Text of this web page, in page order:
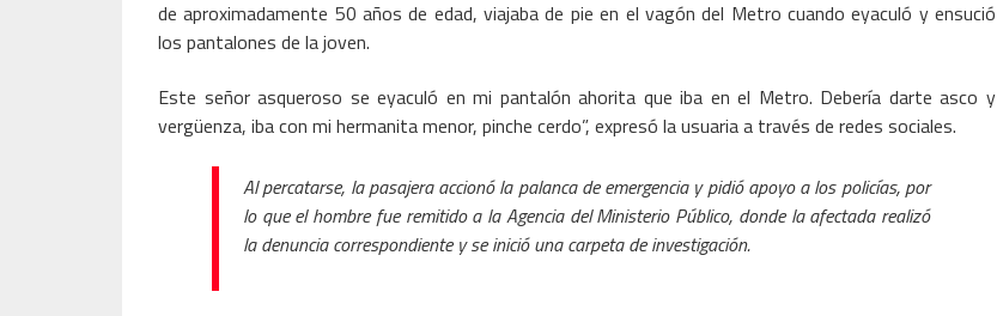
de aproximadamente 50 años de edad, viajaba de pie en el vagón del Metro cuando eyaculó y ensució
los pantalones de la joven.
Este señor asqueroso se eyaculó en mi pantalón ahorita que iba en el Metro. Debería darte asco y
vergüenza, iba con mi hermanita menor, pinche cerdo”, expresó la usuaria a través de redes sociales.
Al percatarse, la pasajera accionó la palanca de emergencia y pidió apoyo a los policías, por
lo que el hombre fue remitido a la Agencia del Ministerio Público, donde la afectada realizó
la denuncia correspondiente y se inició una carpeta de investigación.